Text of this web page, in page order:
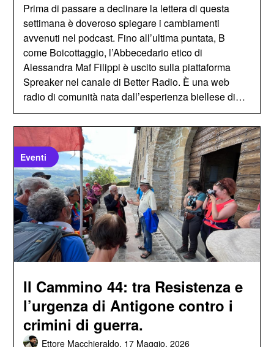
Prima di passare a declinare la lettera di questa
settimana è doveroso spiegare i cambiamenti
avvenuti nel podcast. Fino all’ultima puntata, B
come Boicottaggio, l’Abbecedario etico di
Alessandra Maf Filippi è uscito sulla piattaforma
Spreaker nel canale di Better Radio. È una web
radio di comunità nata dall’esperienza biellese di…
Eventi
Il Cammino 44: tra Resistenza e
l’urgenza di Antigone contro i
crimini di guerra.
Ettore Macchieraldo, 17 Maggio, 2026